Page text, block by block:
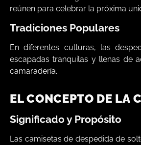
reúnen para celebrar la próxima
Tradiciones Populares
En diferentes culturas, las
escapadas tranquilas y llenas de
camaradería.
EL CONCEPTO DE LA
Significado y Propósito
Las camisetas de despedida de